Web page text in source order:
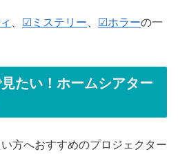
☑ミステリー ☑ホラーの一
たい！ホームシアター
方へおすすめのプロジェクター